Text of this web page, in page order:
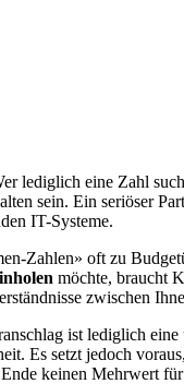
lediglich eine Zahl
sein. Ein seriöser
IT-Systeme.
Zahlen» oft zu
möchte, braucht
zwischen
ist lediglich
Es setzt jedoch
keinen Mehrwert